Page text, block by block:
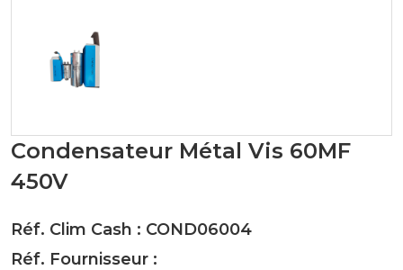
Condensateur Métal Vis 60MF
450V
Réf. Clim Cash : COND06004
Réf. Fournisseur :